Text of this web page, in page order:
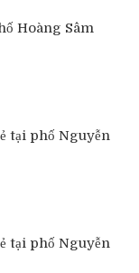
Hoàng Sâm
tại phố Nguyễn
tại phố Nguyễn